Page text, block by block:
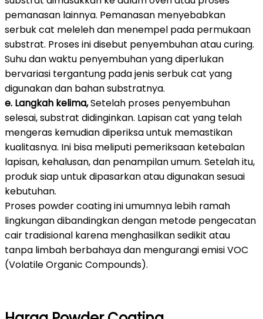
pemanasan lainnya. Pemanasan menyebabkan
serbuk cat meleleh dan menempel pada permukaan
substrat. Proses ini disebut penyembuhan atau curing.
Suhu dan waktu penyembuhan yang diperlukan
bervariasi tergantung pada jenis serbuk cat yang
digunakan dan bahan substratnya.
e. Langkah kelima,Setelah proses penyembuhan
selesai, substrat didinginkan. Lapisan cat yang telah
mengeras kemudian diperiksa untuk memastikan
kualitasnya. Ini bisa meliputi pemeriksaan ketebalan
lapisan, kehalusan, dan penampilan umum. Setelah itu,
produk siap untuk dipasarkan atau digunakan sesuai
kebutuhan.
Proses powder coating ini umumnya lebih ramah
lingkungan dibandingkan dengan metode pengecatan
cair tradisional karena menghasilkan sedikit atau
tanpa limbah berbahaya dan mengurangi emisi VOC
(Volatile Organic Compounds).